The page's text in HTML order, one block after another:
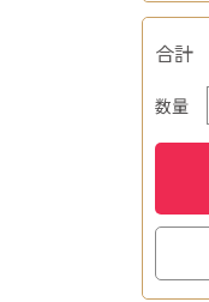
合計
数量